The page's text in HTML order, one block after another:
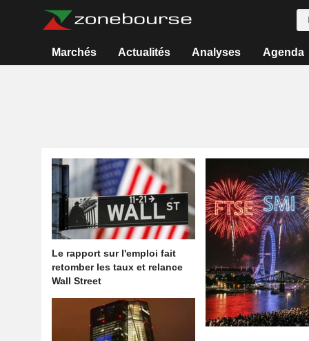
Marchés Actualités Analyses Agenda
Le rapport sur l'emploi fait
retomber les taux et relance
Wall Street